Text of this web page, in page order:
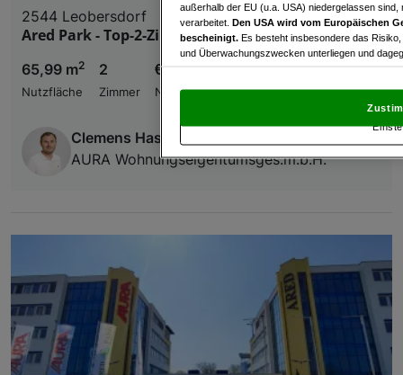
2544 Leobersdorf
Ared Park - Top-2-Zimmer Büro - B8A
65,99 m2
Nutzfläche
2
Zimmer
€ 856,67
Nettomiete
Clemens Haselgruber
AURA Wohnungseigentumsges.m.b.H.
außerhalb der EU (u.a. USA) niedergelassen
verarbeitet. Den USA wird vom Europäischen
bescheinigt. Es besteht insbesondere das
und Überwachungszwecken unterliegen und
und Widerspruch gegen die Verarbeitung auf der
„Cookie Einstellungen“, die sich auf jeder Seite
und der Performance von Inhalten,
Liste der Partner (Lieferanten)